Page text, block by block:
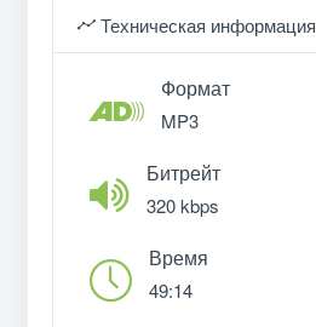
Техническая информация
Формат
MP3
Битрейт
320 kbps
Время
49:14